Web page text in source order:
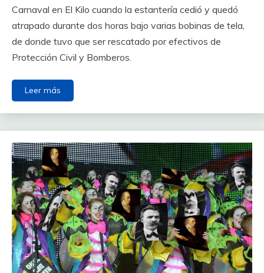
Carnaval en El Kilo cuando la estantería cedió y quedó
atrapado durante dos horas bajo varias bobinas de tela,
de donde tuvo que ser rescatado por efectivos de
Protección Civil y Bomberos.
Leer más